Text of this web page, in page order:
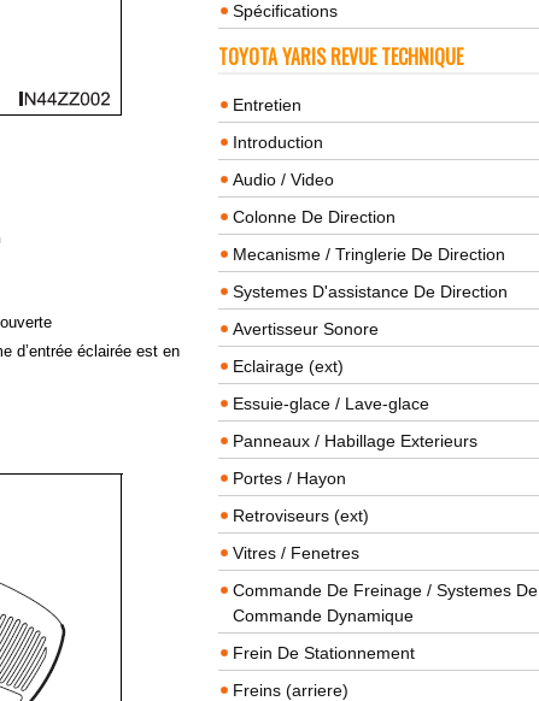
d’entrée éclairée est en
Spécifications
TOYOTA YARIS REVUE TECHNIQUE
Entretien
Introduction
Audio / Video
Colonne De Direction
Mecanisme / Tringlerie De Direction
Systemes D'assistance De Direction
Avertisseur Sonore
Eclairage (ext)
Essuie-glace / Lave-glace
Panneaux / Habillage Exterieurs
Portes / Hayon
Retroviseurs (ext)
Vitres / Fenetres
Commande De Freinage / Systemes De
Commande Dynamique
Frein De Stationnement
Freins (arriere)